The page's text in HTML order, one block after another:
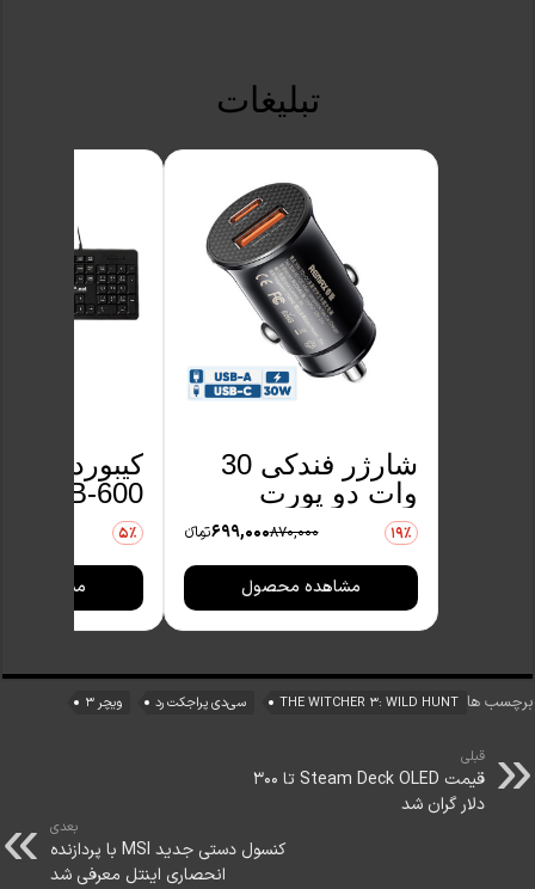
تبلیغات
شارژر فندکی 30
وات دو پورت
ریمکس مدل
RCC440
19٪ 870,000
699,000تومانءء
مشاهده محصول
کیبورد پی
فارسی
5٪
مشاهده
برچسب ها THE WITCHER 3: WILD HUNT سی‌دی پراجکت رد ویچر ۳
قبلی
قیمت Steam Deck OLED تا 300
دلار گران شد
بعدی
کنسول دستی جدید MSI با پردازنده
انحصاری اینتل معرفی شد